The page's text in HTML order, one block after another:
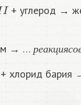
+ углерод →
→ … р е а к ц ияс о
+ хлорид